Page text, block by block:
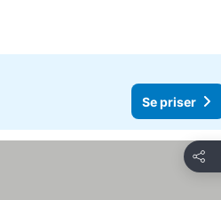
Se priser
Del